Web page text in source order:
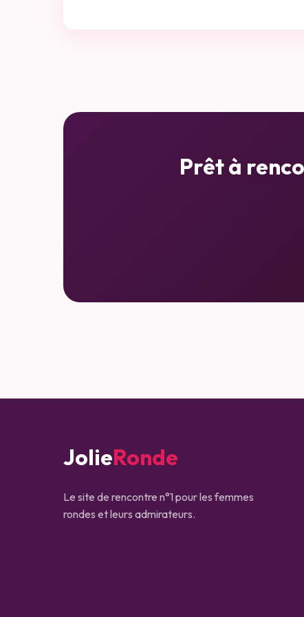
Prêt à
JolieRonde
Le site de rencontre n°1 pour les femmes
rondes et leurs admirateurs.